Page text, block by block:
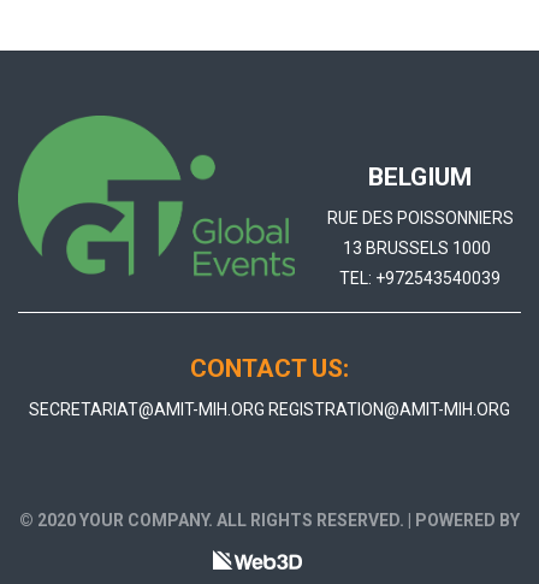
BELGIUM
RUE DES POISSONNIERS
13 BRUSSELS 1000
TEL: +972543540039
CONTACT US:
SECRETARIAT@AMIT-MIH.ORG REGISTRATION@AMIT-MIH.ORG
© 2020 YOUR COMPANY. ALL RIGHTS RESERVED. | POWERED BY